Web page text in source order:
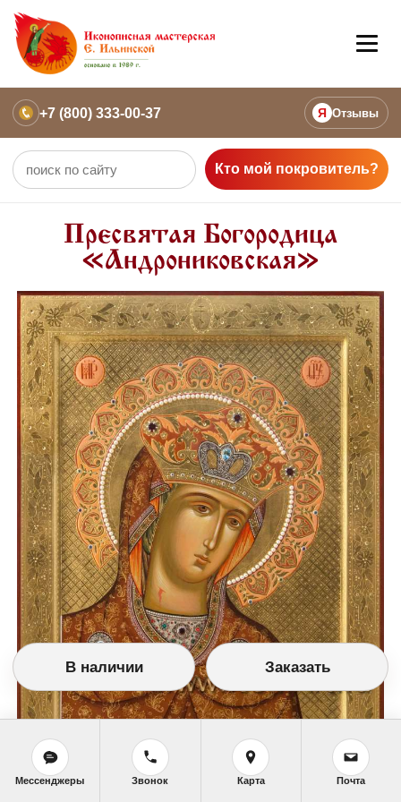
+7 (800) 333-00-37 Я Отзывы
Кто мой покровитель?
Пресвятая Богородица
«Андрониковская»
В наличии Заказать
Мессенджеры Звонок Карта Почта